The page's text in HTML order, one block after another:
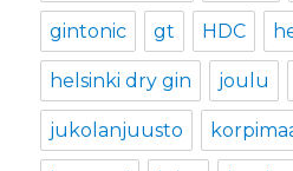
gintonic gt HDC
helsinki dry gin joulu
jukolanjuusto